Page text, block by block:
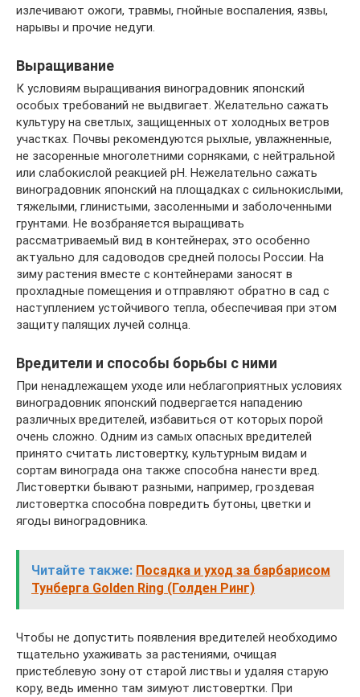
излечивают ожоги, травмы, гнойные воспаления, язвы,
нарывы и прочие недуги.
Выращивание
К условиям выращивания виноградовник японский
особых требований не выдвигает. Желательно сажать
культуру на светлых, защищенных от холодных ветров
участках. Почвы рекомендуются рыхлые, увлажненные,
не засоренные многолетними сорняками, с нейтральной
или слабокислой реакцией рН. Нежелательно сажать
виноградовник японский на площадках с сильнокислыми,
тяжелыми, глинистыми, засоленными и заболоченными
грунтами. Не возбраняется выращивать
рассматриваемый вид в контейнерах, это особенно
актуально для садоводов средней полосы России. На
зиму растения вместе с контейнерами заносят в
прохладные помещения и отправляют обратно в сад с
наступлением устойчивого тепла, обеспечивая при этом
защиту палящих лучей солнца.
Вредители и способы борьбы с ними
При ненадлежащем уходе или неблагоприятных условиях
виноградовник японский подвергается нападению
различных вредителей, избавиться от которых порой
очень сложно. Одним из самых опасных вредителей
принято считать листовертку, культурным видам и
сортам винограда она также способна нанести вред.
Листовертки бывают разными, например, гроздевая
листовертка способна повредить бутоны, цветки и
ягоды виноградовника.
Читайте также: Посадка и уход за барбарисом
Тунберга Golden Ring (Голден Ринг)
Чтобы не допустить появления вредителей необходимо
тщательно ухаживать за растениями, очищая
пристеблевую зону от старой листвы и удаляя старую
кору, ведь именно там зимуют листовертки. При